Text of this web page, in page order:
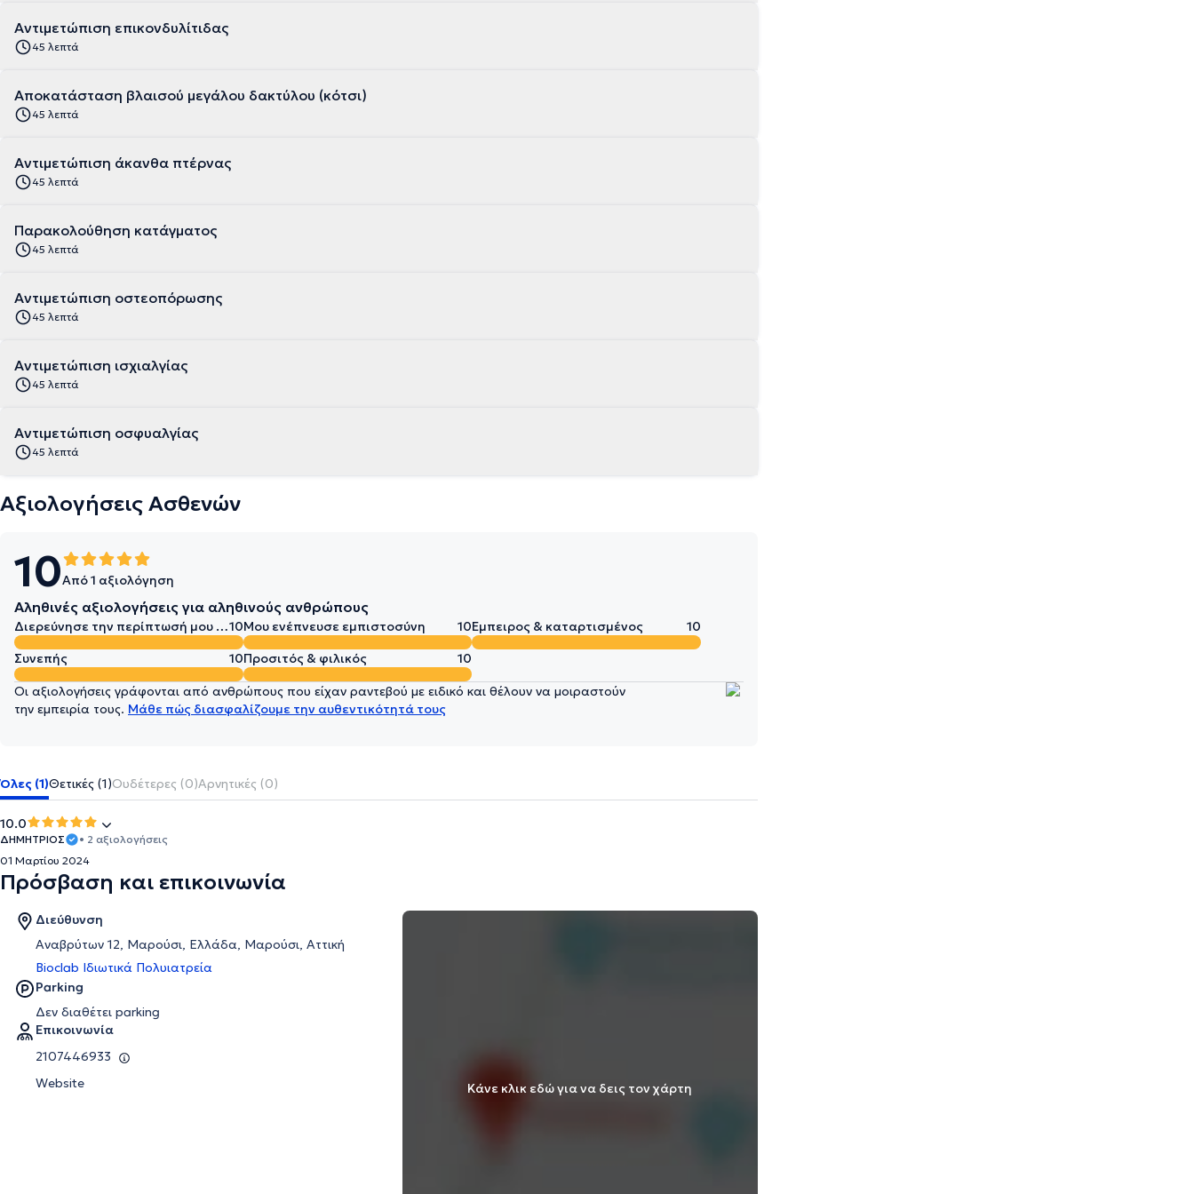
Αντιμετώπιση επικονδυλίτιδας
45 λεπτά
Αποκατάσταση βλαισού μεγάλου δακτύλου (κότσι)
45 λεπτά
Αντιμετώπιση άκανθα πτέρνας
45 λεπτά
Παρακολούθηση κατάγματος
45 λεπτά
Αντιμετώπιση οστεοπόρωσης
45 λεπτά
Αντιμετώπιση ισχιαλγίας
45 λεπτά
Αντιμετώπιση οσφυαλγίας
45 λεπτά
Αξιολογήσεις Ασθενών
10Από 1 αξιολόγηση
Αληθινές αξιολογήσεις για αληθινούς ανθρώπους
Διερεύνησε την περίπτωσή μου σε βάθος10Μου ενέπνευσε εμπιστοσύνη 10Έμπειρος & καταρτισμένος
10
Συνεπής
10Προσιτός & φιλικός 10
Οι αξιολογήσεις γράφονται από ανθρώπους που είχαν ραντεβού με ειδικό και θέλουν να μοιραστούν
την εμπειρία τους. Μάθε πώς διασφαλίζουμε την αυθεντικότητά τους
Όλες (1)Θετικές (1)Ουδέτερες (0)Αρνητικές (0)
10.0
ΔΗΜΗΤΡΙΟΣ
• 2 αξιολογήσεις
01 Μαρτίου 2024
Πρόσβαση και επικοινωνία
Διεύθυνση
Αναβρύτων 12, Μαρούσι, Ελλάδα, Μαρούσι, Αττική
Bioclab Ιδιωτικά Πολυιατρεία
Parking
Δεν διαθέτει parking
Επικοινωνία
2107446933
Website
Κάνε κλικ εδώ για να δεις τον χάρτη